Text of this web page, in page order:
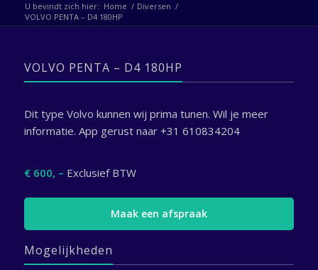
U bevindt zich hier: Home / Diversen /
VOLVO PENTA – D4 180HP
VOLVO PENTA – D4 180HP
Dit type Volvo kunnen wij prima tunen. Wil je meer
informatie. App gerust naar +31 610834204
€ 600, – Exclusief BTW
Maak een afspraak
Mogelijkheden